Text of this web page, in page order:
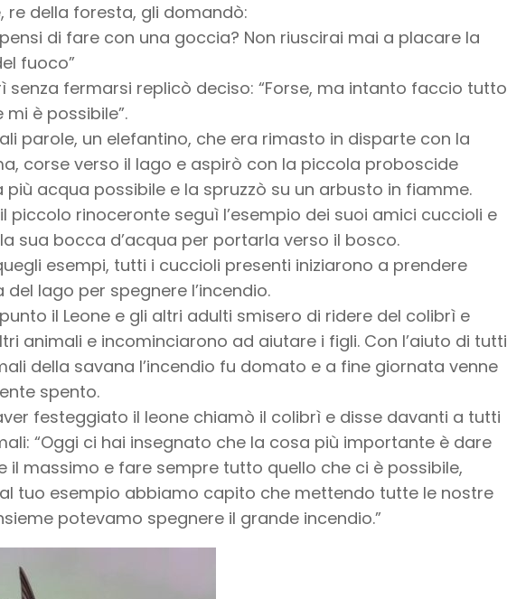
re della foresta, gli domandò:
di fare con una goccia? Non riuscirai mai a placare la
fuoco”
senza fermarsi replicò deciso: “Forse, ma intanto faccio tutto
mi è possibile”.
parole, un elefantino, che era rimasto in disparte con la
corse verso il lago e aspirò con la piccola proboscide
più acqua possibile e la spruzzò su un arbusto in fiamme.
piccolo rinoceronte seguì l’esempio dei suoi amici cuccioli e
sua bocca d’acqua per portarla verso il bosco.
esempi, tutti i cuccioli presenti iniziarono a prendere
del lago per spegnere l’incendio.
il Leone e gli altri adulti smisero di ridere del colibrì e
animali e incominciarono ad aiutare i figli. Con l’aiuto di tutti
della savana l’incendio fu domato e a fine giornata venne
spento.
festeggiato il leone chiamò il colibrì e disse davanti a tutti
“Oggi ci hai insegnato che la cosa più importante è dare
il massimo e fare sempre tutto quello che ci è possibile,
tuo esempio abbiamo capito che mettendo tutte le nostre
potevamo spegnere il grande incendio.”